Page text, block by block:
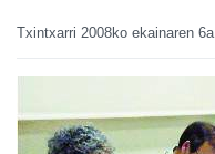
Txintxarri 2008ko ekainaren 6a